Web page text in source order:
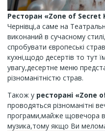
Ресторан «Zone of Secret
Чернівці,а саме на
виконаний в сучасному
спробувати європеські
кухні,щодо десертів то тут
увагу,десертне меню
різноманітністю страв.
Також у ресторані «Zone
проводяться різноманітні
програми,майже щовечора
музика,тому якщо Ви